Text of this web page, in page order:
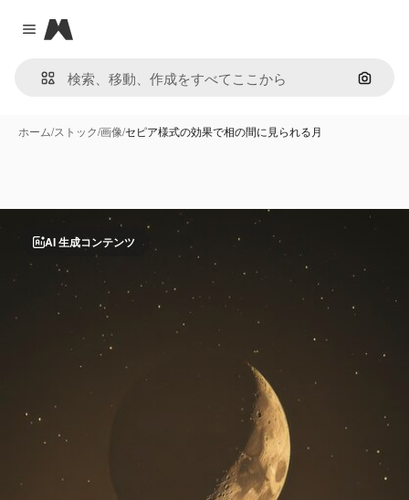
Close menu
Magnific
画像で
ホーム/ストック/画像/セピア様式の効果で相の間に見られる月
AI 生成コンテンツ